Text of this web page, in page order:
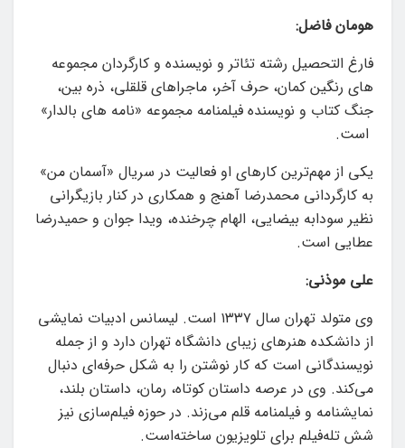
هومان فاضل:
فارغ التحصیل رشته تئاتر و نویسنده و کارگردان مجموعه
های رنگین کمان، حرف آخر، ماجراهای قلقلی، ذره بین،
جنگ کتاب و نویسنده فیلمنامه مجموعه «نامه های بالدار»
است.
یکی از مهم‌ترین کارهای او فعالیت در سریال «آسمان من»
به کارگردانی محمدرضا آهنج و همکاری در کنار بازیگرانی
نظیر سودابه بیضایی، الهام چرخنده، ویدا جوان و حمیدرضا
عطایی است.
علی موذنی:
وی متولد تهران سال ۱۳۳۷ است. لیسانس ادبیات نمایشی
از دانشکده هنرهای زیبای دانشگاه تهران دارد و از جمله
نویسندگانی است که کار نوشتن را به شکل حرفه‌ای دنبال
می‌کند. وی در عرصه داستان کوتاه، رمان، داستان بلند،
نمایشنامه و فیلمنامه قلم می‌زند. در حوزه فیلم‌سازی نیز
شش تله‌فیلم برای تلویزیون ساخته‌است.